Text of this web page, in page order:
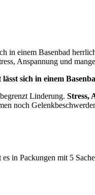
in einem Basenbad
Anspannung und
sich in einem
Linderung. Stress,
noch
es in Packungen mit 5